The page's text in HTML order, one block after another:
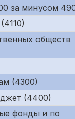
за минусом
обществ
(4300)
(4400)
фонды и по